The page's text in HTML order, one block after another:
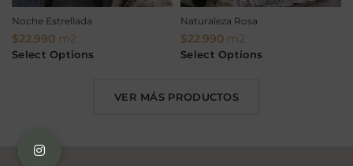
Noche Estrellada
$22.990 m2
Select Options
Naturaleza Rosa
$22.990 m2
Select Options
VER MÁS PRODUCTOS